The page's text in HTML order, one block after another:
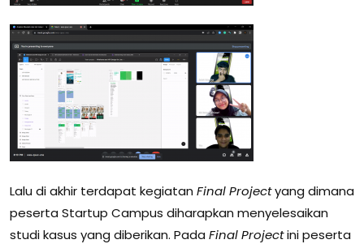
Lalu di akhir terdapat kegiatan Final Projectyang dimana
peserta Startup Campus diharapkan menyelesaikan
studi kasus yang diberikan. Pada Final Projectini peserta